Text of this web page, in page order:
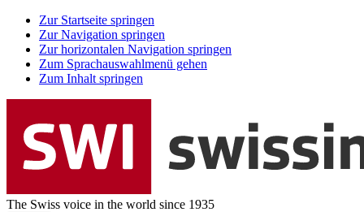
Zur Startseite springen
Zur Navigation springen
Zur horizontalen Navigation springen
Zum Sprachauswahlmenü gehen
Zum Inhalt springen
The Swiss voice in the world since 1935